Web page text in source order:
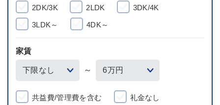
2DK/3K 2LDK 3DK/4K
3LDK～ 4DK～
家賃
～
共益費/管理費を含む 礼金なし